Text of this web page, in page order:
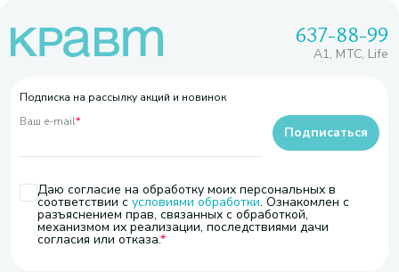
637-88-99
A1, МТС, Life
Подписка на рассылку акций и новинок
Ваш e-mail*
Даю согласие на обработку моих персональных в
соответствии с условиями обработки. Ознакомлен с
разъяснением прав, связанных с обработкой,
механизмом их реализации, последствиями дачи
согласия или отказа.
Подписаться